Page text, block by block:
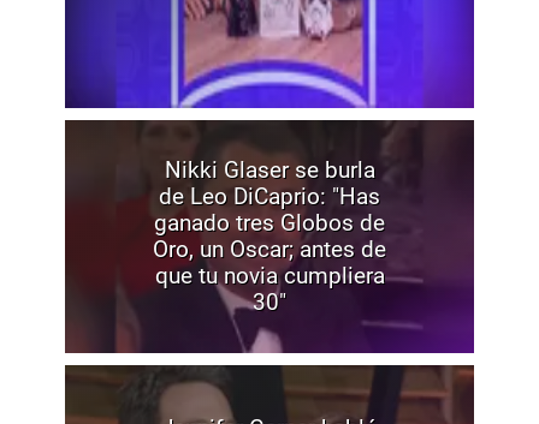
Nikki Glaser se burla
de Leo DiCaprio: "Has
ganado tres Globos de
Oro, un Oscar; antes de
que tu novia cumpliera
30"